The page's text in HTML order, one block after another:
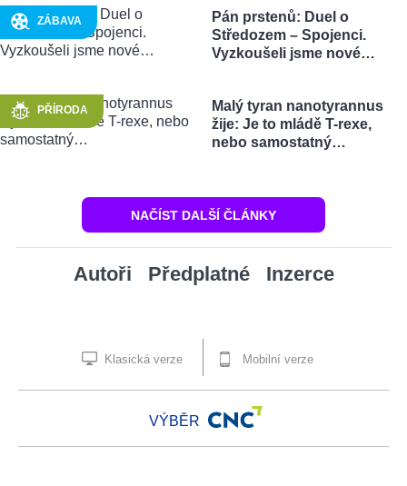
ZÁBAVA
Pán prstenů: Duel o
Středozem – Spojenci.
Vyzkoušeli jsme nové…
PŘÍRODA
Malý tyran nanotyrannus
žije: Je to mládě T-rexe,
nebo samostatný…
NAČÍST DALŠÍ ČLÁNKY
Autoři Předplatné Inzerce
Klasická verze Mobilní verze
VÝBĚR